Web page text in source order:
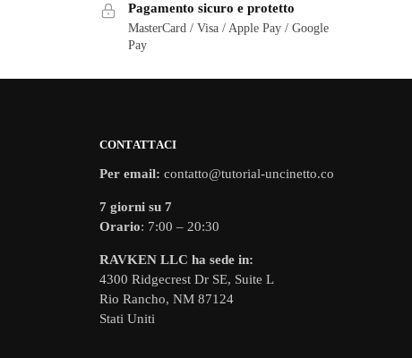
Pagamento sicuro e protetto
MasterCard / Visa / Apple Pay / Google
Pay
CONTATTACI
Per email: contatto@tutorial-uncinetto.co
7 giorni su 7
Orario: 7:00 – 20:30
RAVKEN LLC ha sede in:
4300 Ridgecrest Dr SE, Suite L
Rio Rancho, NM 87124
Stati Uniti